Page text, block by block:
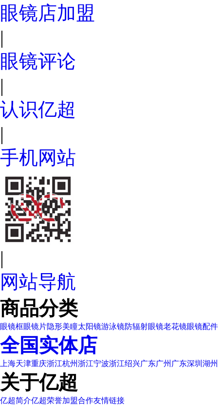
眼镜店加盟
|
眼镜评论
|
认识亿超
|
手机网站
|
网站导航
商品分类
眼镜框眼镜片隐形美瞳太阳镜游泳镜防辐射眼镜老花镜眼镜配件
全国实体店
上海天津重庆浙江杭州浙江宁波浙江绍兴广东广州 广东深圳 湖
关于亿超
亿超简介亿超荣誉加盟合作友情链接